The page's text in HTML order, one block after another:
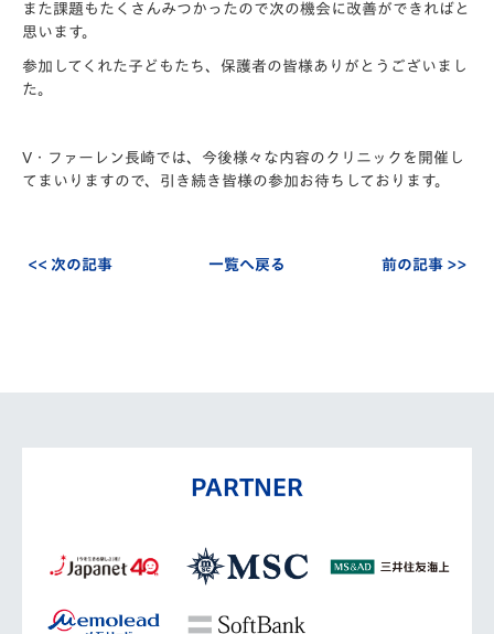
また課題もたくさんみつかったので次の機会に改善ができればと
思います。
参加してくれた子どもたち、保護者の皆様ありがとうございまし
た。
V・ファーレン長崎では、今後様々な内容のクリニックを開催し
てまいりますので、引き続き皆様の参加お待ちしております。
<< 次の記事 一覧へ戻る 前の記事 >>
PARTNER